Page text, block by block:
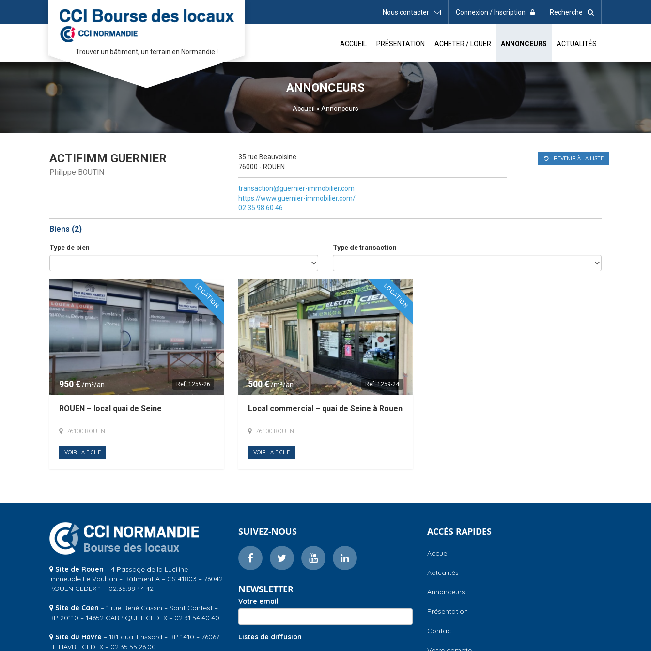
Nous contacter Connexion / Inscription Recherche
Trouver un bâtiment, un terrain en Normandie !
ACCUEIL PRÉSENTATION ACHETER / LOUER ANNONCEURS ACTUALITÉS
ANNONCEURS
Accueil » Annonceurs
REVENIR À LA LISTE
ACTIFIMM GUERNIER
Philippe BOUTIN
35 rue Beauvoisine
76000 - ROUEN
transaction@guernier-immobilier.com
https://www.guernier-immobilier.com/
02.35.98.60.46
Biens (2)
Type de bien Type de transaction
LOCATION
950 € /m²/an. Ref. 1259-26
ROUEN – local quai de Seine
76100 ROUEN
VOIR LA FICHE
LOCATION
500 €/m²/an. Ref. 1259-24
Local commercial – quai de Seine à Rouen
76100 ROUEN
VOIR LA FICHE
Site de Rouen – 4 Passage de la Luciline –
Immeuble Le Vauban – Bâtiment A – CS 41803 – 76042
ROUEN CEDEX 1 – 02.35.88.44.42
Site de Caen – 1 rue René Cassin – Saint Contest –
BP 20110 – 14652 CARPIQUET CEDEX – 02.31.54.40.40
Site du Havre – 181 quai Frissard – BP 1410 – 76067
LE HAVRE CEDEX – 02.35.55.26.00
SUIVEZ-NOUS
NEWSLETTER
Votre email
Listes de diffusion
ACCÈS RAPIDES
Accueil
Actualités
Annonceurs
Présentation
Contact